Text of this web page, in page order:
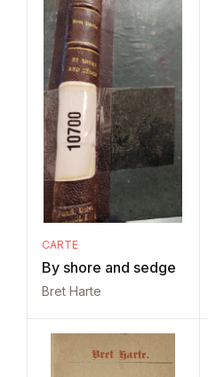
CARTE
By shore and sedge
Bret Harte